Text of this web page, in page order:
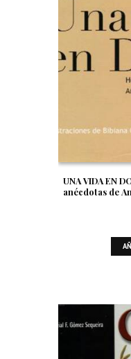
UNA VIDA EN
anécdotas de